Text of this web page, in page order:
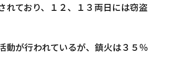
ており、１２、１３両日には窃盗
が行われているが、鎮火は３５％